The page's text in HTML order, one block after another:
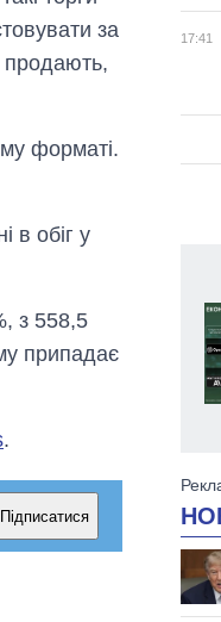
за
продають,
форматі.
в обіг у
з 558,5
припадає
.
Підписатися
17:41
картоплі
в
до і під час